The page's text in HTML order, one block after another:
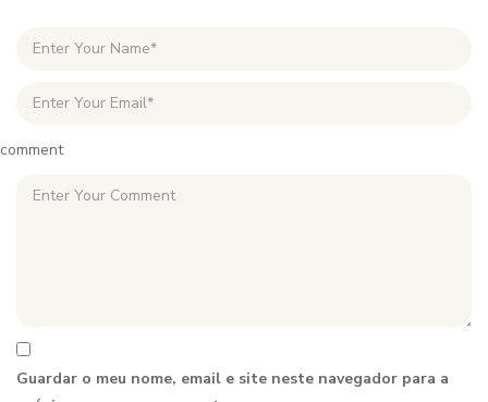
comment
Guardar o meu nome, email e site neste navegador para a